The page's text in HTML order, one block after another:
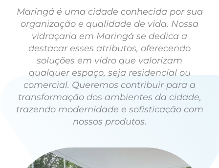
Maringá é uma cidade conhecida por sua
organização e qualidade de vida. Nossa
vidraçaria em Maringá se dedica a
destacar esses atributos, oferecendo
soluções em vidro que valorizam
qualquer espaço, seja residencial ou
comercial. Queremos contribuir para a
transformação dos ambientes da cidade,
trazendo modernidade e sofisticação com
nossos produtos.